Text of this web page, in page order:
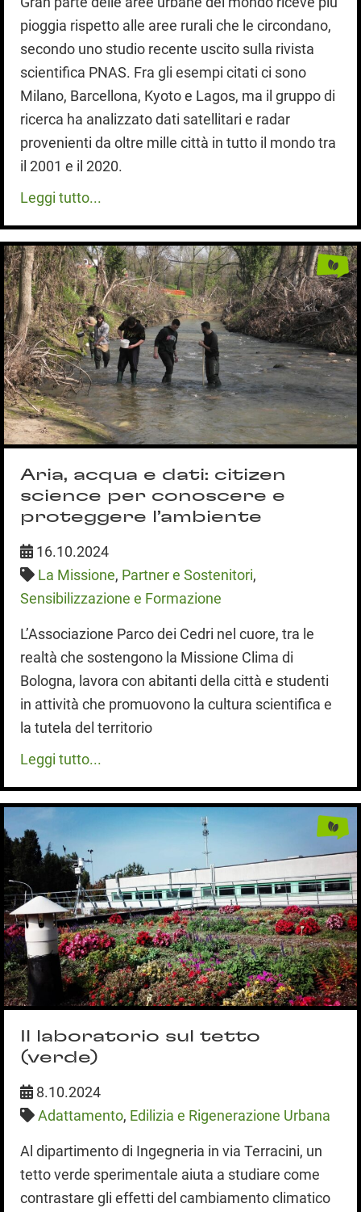
pioggia rispetto alle aree rurali che le circondano,
secondo uno studio recente uscito sulla rivista
scientifica PNAS. Fra gli esempi citati ci sono
Milano, Barcellona, Kyoto e Lagos, ma il gruppo di
ricerca ha analizzato dati satellitari e radar
provenienti da oltre mille città in tutto il mondo tra
il 2001 e il 2020.
Leggi tutto...
Aria, acqua e dati: citizen
science per conoscere e
proteggere l’ambiente
16.10.2024
La Missione, Partner e Sostenitori,
Sensibilizzazione e Formazione
L’Associazione Parco dei Cedri nel cuore, tra le
realtà che sostengono la Missione Clima di
Bologna, lavora con abitanti della città e studenti
in attività che promuovono la cultura scientifica e
la tutela del territorio
Leggi tutto...
Il laboratorio sul tetto
(verde)
8.10.2024
Adattamento, Edilizia e Rigenerazione Urbana
Al dipartimento di Ingegneria in via Terracini, un
tetto verde sperimentale aiuta a studiare come
contrastare gli effetti del cambiamento climatico